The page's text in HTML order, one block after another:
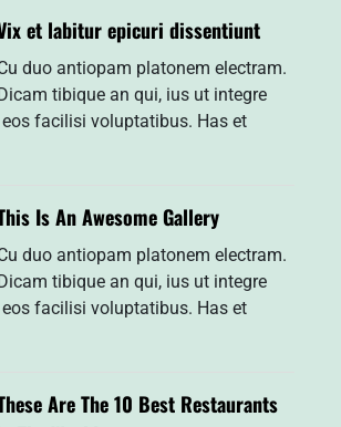
et labitur epicuri dissentiunt
duo antiopam platonem electram.
Dicam tibique an qui, ius ut integre
facilisi voluptatibus. Has et
Is An Awesome Gallery
duo antiopam platonem electram.
Dicam tibique an qui, ius ut integre
facilisi voluptatibus. Has et
Are The 10 Best Restaurants